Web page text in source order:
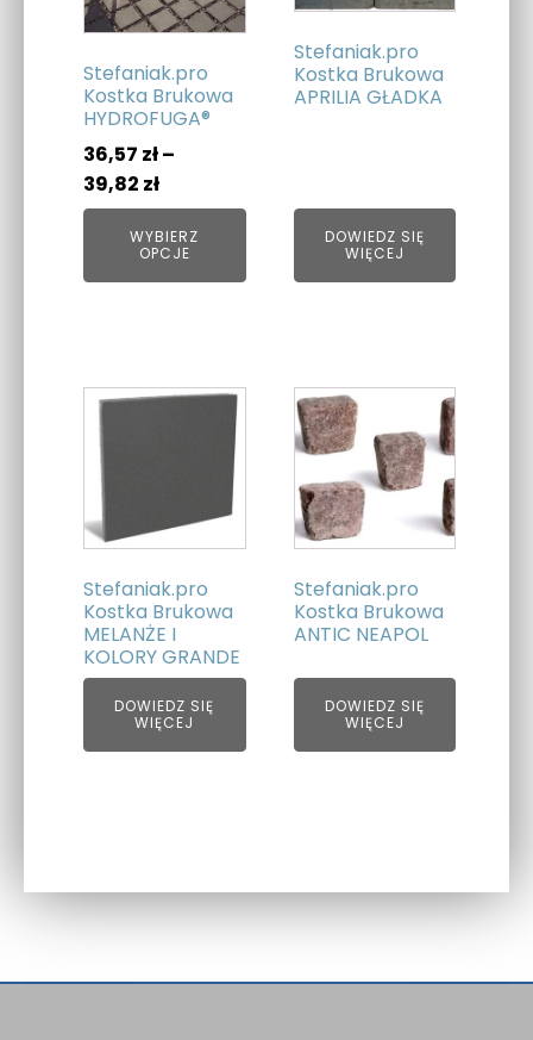
Stefaniak.pro
Kostka Brukowa
HYDROFUGA®
36,57 zł–
39,82 złZakres
cen:
od
WYBIERZ
OPCJE
Opcje
można
wybrać
na
stronie
produktu
Stefaniak.pro
Kostka Brukowa
APRILIA GŁADKA
DOWIEDZ SIĘ
WIĘCEJ
Stefaniak.pro
Kostka Brukowa
MELANŻE I
KOLORY GRANDE
DOWIEDZ SIĘ
WIĘCEJ
Stefaniak.pro
Kostka Brukowa
ANTIC NEAPOL
DOWIEDZ SIĘ
WIĘCEJ